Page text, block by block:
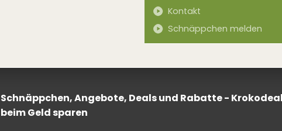
Kontakt
Schnäppchen melden
Schnäppchen, Angebote, Deals und Rabatte -
beim Geld sparen